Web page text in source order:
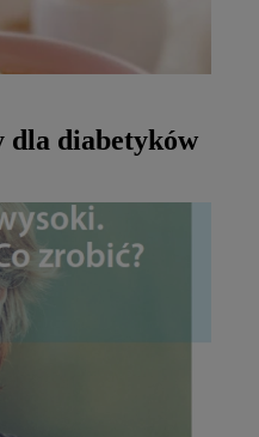
dla diabetyków